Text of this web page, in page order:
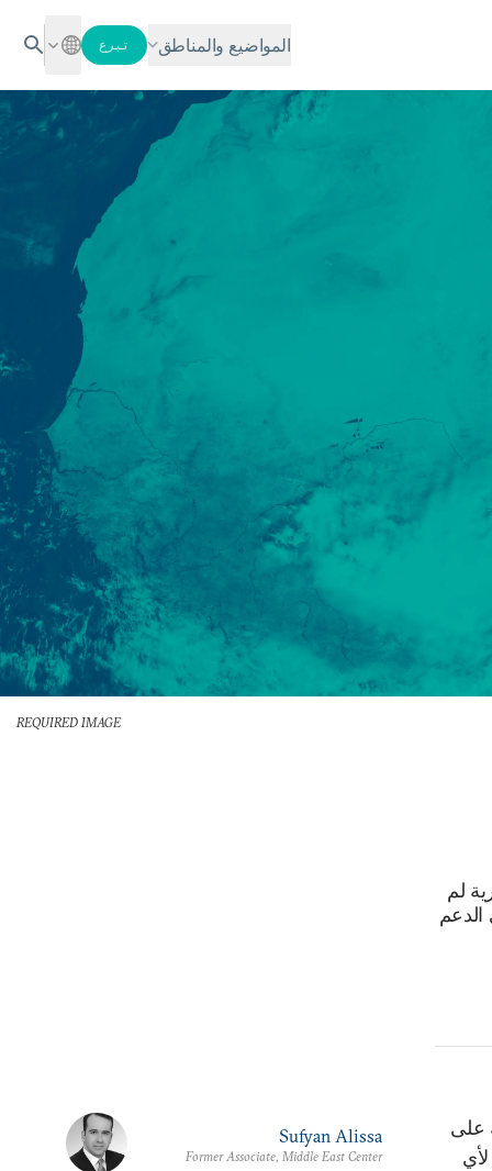
المواضيع والمناطق تبرع
REQUIRED IMAGE
لم
الدعم
على
Sufyan Alissa
Former Associate, Middle East Center